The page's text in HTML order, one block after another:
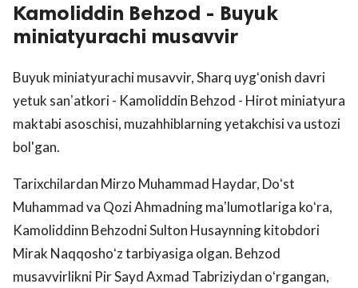
защищены.
Kamoliddin Behzod - Buyuk
miniatyurachi musavvir
Buyuk miniatyurachi musavvir, Sharq uygʻonish davri
yetuk sanʼatkori - Kamoliddin Behzod - Hirot miniatyura
maktabi asoschisi, muzahhiblarning yetakchisi va ustozi
bol'gan.
Tarixchilardan Mirzo Muhammad Haydar, Doʻst
Muhammad va Qozi Ahmadning maʼlumotlariga koʻra,
Kamoliddinn Behzodni Sulton Husaynning kitobdori
Mirak Naqqoshoʻz tarbiyasiga olgan. Behzod
musavvirlikni Pir Sayd Axmad Tabriziydan oʻrgangan,